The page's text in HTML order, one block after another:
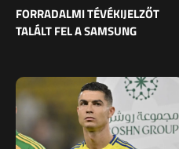
FORRADALMI TÉVÉKIJELZŐT
TALÁLT FEL A SAMSUNG